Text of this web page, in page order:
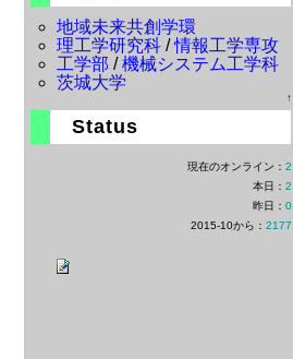
地域未来共創学環
理工学研究科/情報工学専攻
工学部 /機械システム工学科
茨城大学
↑
Status
現在のオンライン： 2
本日： 2
昨日： 0
2015-10から： 2177